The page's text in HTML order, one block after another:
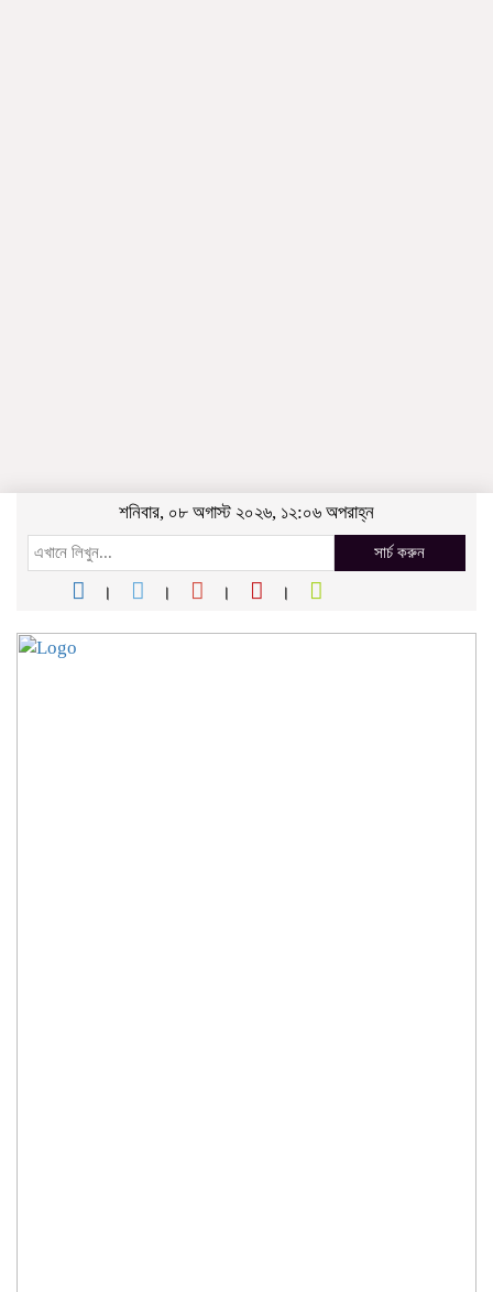
শনিবার, ০৮ অগাস্ট ২০২৬, ১২:০৬ অপরাহ্ন
সার্চ করুন